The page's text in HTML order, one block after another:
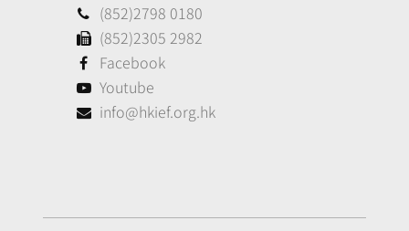
(852)2798 0180
(852)2305 2982
Facebook
Youtube
info@hkief.org.hk